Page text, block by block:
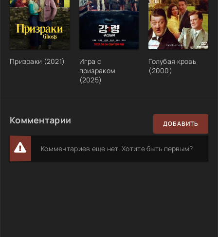
Призраки (2021)
Игра с
призраком
(2025)
Голубая кровь
(2000)
Комментарии ДОБАВИТЬ
Комментариев еще нет. Хотите быть первым?